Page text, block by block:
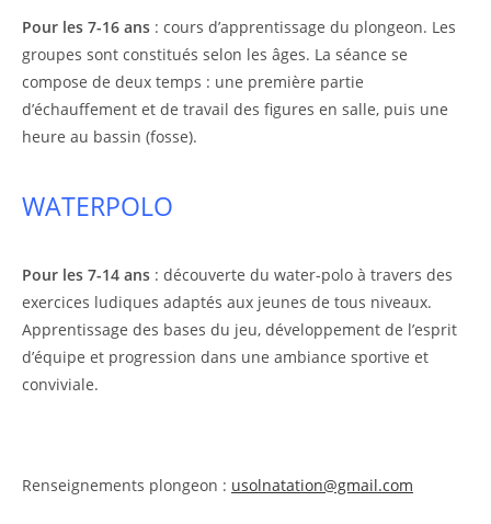
Pour les 7-16 ans : cours d’apprentissage du plongeon. Les
groupes sont constitués selon les âges. La séance se
compose de deux temps : une première partie
d’échauffement et de travail des figures en salle, puis une
heure au bassin (fosse).
WATERPOLO
Pour les 7-14 ans : découverte du water-polo à travers des
exercices ludiques adaptés aux jeunes de tous niveaux.
Apprentissage des bases du jeu, développement de l’esprit
d’équipe et progression dans une ambiance sportive et
conviviale.
Renseignements plongeon : usolnatation@gmail.com